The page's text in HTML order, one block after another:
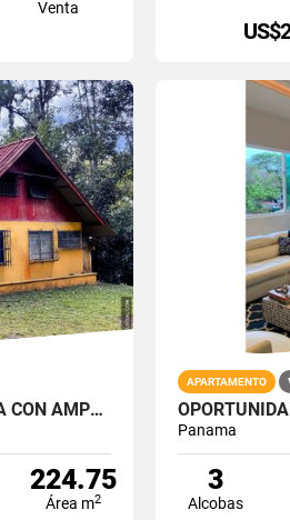
Venta
OPORTUNIDAD! SE VENDE CASA CON AMPLIO LOTE EN CERRO AZUL
224.75
Área m2
APARTAMENTO
Panama
3
Alcobas